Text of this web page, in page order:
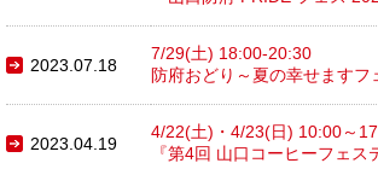
2023.07.18
7/29(土) 18:00-20:30
防府おどり～夏の幸せますフ
2023.04.19
4/22(土)・4/23(日) 10:00～
『第4回 山口コーヒーフェス